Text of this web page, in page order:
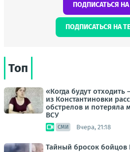
ПОДПИСАТЬСЯ
ПОДПИСАТЬСЯ НА
Топ
«Когда будут
из Константиновки
обстрелов и потеряла
ВСУ
СМИ Вчера, 21:18
Тайный бросок